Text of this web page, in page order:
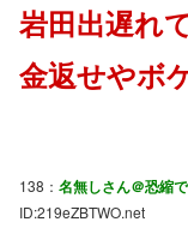
岩田出遅れ
金返せやボ
138： 名無しさん＠恐縮
ID:219eZBTWO.net